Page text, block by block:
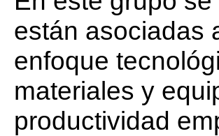
están asociadas
enfoque
materiales y
productividad